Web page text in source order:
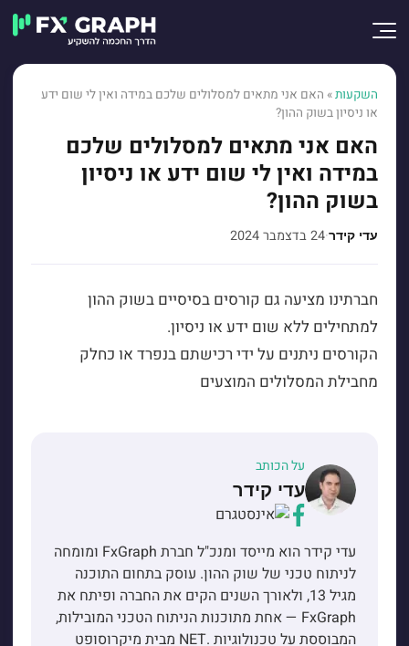
השקעות» האם אני מתאים למסלולים שלכם במידה ואין לי שום ידע
או ניסיון בשוק ההון?
האם אני מתאים למסלולים שלכם
במידה ואין לי שום ידע או ניסיון
בשוק ההון?
עדי קידר·24 בדצמבר 2024
חברתינו מציעה גם קורסים בסיסיים בשוק ההון
למתחילים ללא שום ידע או ניסיון.
הקורסים ניתנים על ידי רכישתם בנפרד או כחלק
מחבילת המסלולים המוצעים
על הכותב
עדי קידר
עדי קידר הוא מייסד ומנכ"ל חברת FxGraph ומומחה
לניתוח טכני של שוק ההון. עוסק בתחום התוכנה
מגיל 13, ולאורך השנים הקים את החברה ופיתח את
FxGraph — אחת מתוכנות הניתוח הטכני המובילות,
המבוססת על טכנולוגיות .NET מבית מיקרוסופט